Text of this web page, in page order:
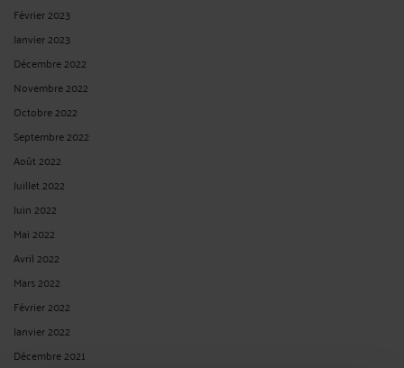
Février 2023
Janvier 2023
Décembre 2022
Novembre 2022
Octobre 2022
Septembre 2022
Août 2022
Juillet 2022
Juin 2022
Mai 2022
Avril 2022
Mars 2022
Février 2022
Janvier 2022
Décembre 2021